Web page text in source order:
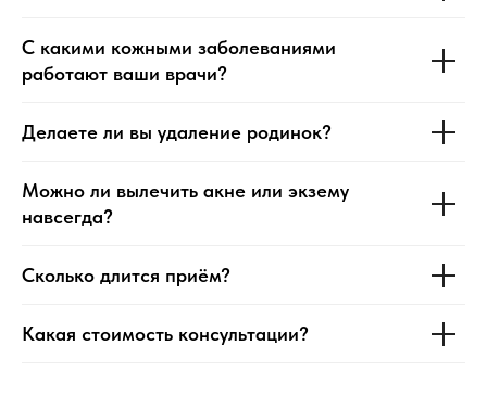
С какими кожными заболеваниями
работают ваши врачи?
Делаете ли вы удаление родинок?
Можно ли вылечить акне или экзему
навсегда?
Сколько длится приём?
Какая стоимость консультации?